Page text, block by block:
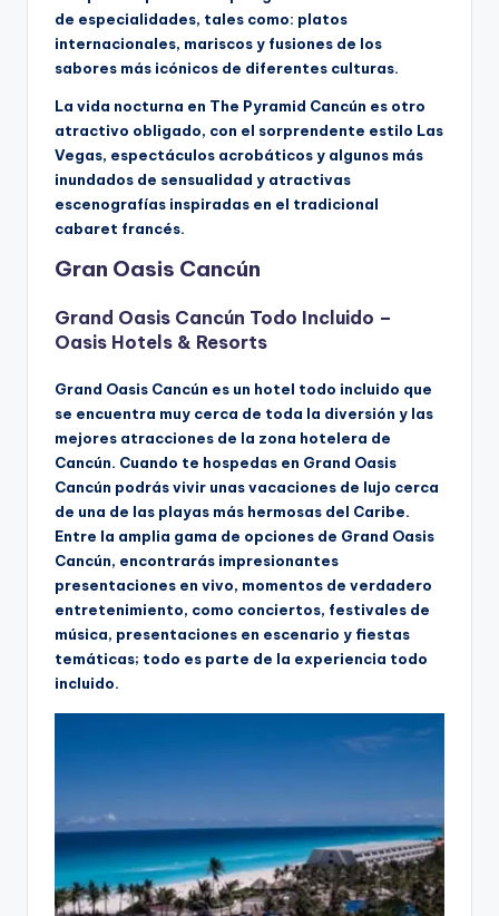
de especialidades, tales como: platos
internacionales, mariscos y fusiones de los
sabores más icónicos de diferentes culturas.
La vida nocturna en The Pyramid Cancún es otro
atractivo obligado, con el sorprendente estilo Las
Vegas, espectáculos acrobáticos y algunos más
inundados de sensualidad y atractivas
escenografías inspiradas en el tradicional
cabaret francés.
Gran Oasis Cancún
Grand Oasis Cancún Todo Incluido –
Oasis Hotels & Resorts
Grand Oasis Cancún es un hotel todo incluido que
se encuentra muy cerca de toda la diversión y las
mejores atracciones de la zona hotelera de
Cancún. Cuando te hospedas en Grand Oasis
Cancún podrás vivir unas vacaciones de lujo cerca
de una de las playas más hermosas del Caribe.
Entre la amplia gama de opciones de Grand Oasis
Cancún, encontrarás impresionantes
presentaciones en vivo, momentos de verdadero
entretenimiento, como conciertos, festivales de
música, presentaciones en escenario y fiestas
temáticas; todo es parte de la experiencia todo
incluido.